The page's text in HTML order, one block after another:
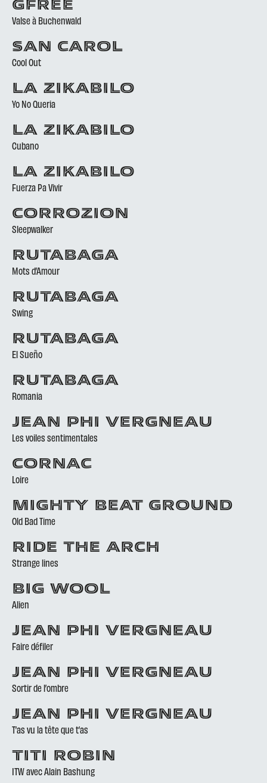
GFREE
Valse à Buchenwald
SAN CAROL
Cool Out
LA ZIKABILO
Yo No Queria
LA ZIKABILO
Cubano
LA ZIKABILO
Fuerza Pa Vivir
CORROZION
Sleepwalker
RUTABAGA
Mots d’Amour
RUTABAGA
Swing
RUTABAGA
El Sueño
RUTABAGA
Romania
JEAN PHI VERGNEAU
Les voiles sentimentales
CORNAC
Loire
MIGHTY BEAT GROUND
Old Bad Time
RIDE THE ARCH
Strange lines
BIG WOOL
Alien
JEAN PHI VERGNEAU
Faire défiler
JEAN PHI VERGNEAU
Sortir de l’ombre
JEAN PHI VERGNEAU
T’as vu la tête que t’as
TITI ROBIN
ITW avec Alain Bashung